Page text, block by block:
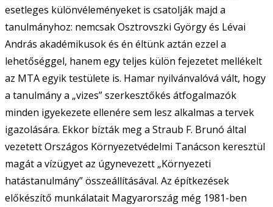
esetleges különvéleményeket is csatolják majd a
tanulmányhoz: nemcsak Osztrovszki György és Lévai
András akadémikusok és én éltünk aztán ezzel a
lehetőséggel, hanem egy teljes külön fejezetet mellékelt
az MTA egyik testülete is. Hamar nyilvánvalóvá vált, hogy
a tanulmány a „vizes” szerkesztőkés átfogalmazók
minden igyekezete ellenére sem lesz alkalmas a tervek
igazolására. Ekkor bízták meg a Straub F. Brunó által
vezetett Országos Környezetvédelmi Tanácson keresztül
magát a vízügyet az úgynevezett „Környezeti
hatástanulmány” összeállításával. Az építkezések
előkészítő munkálatait Magyarország még 1981-ben